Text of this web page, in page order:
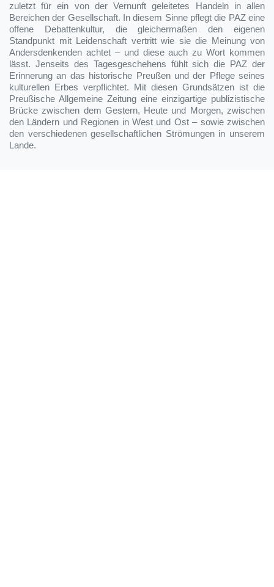
zuletzt für ein von der Vernunft geleitetes Handeln in allen
Bereichen der Gesellschaft. In diesem Sinne pflegt die PAZ eine
offene Debattenkultur, die gleichermaßen den eigenen
Standpunkt mit Leidenschaft vertritt wie sie die Meinung von
Andersdenkenden achtet – und diese auch zu Wort kommen
lässt. Jenseits des Tagesgeschehens fühlt sich die PAZ der
Erinnerung an das historische Preußen und der Pflege seines
kulturellen Erbes verpflichtet. Mit diesen Grundsätzen ist die
Preußische Allgemeine Zeitung eine einzigartige publizistische
Brücke zwischen dem Gestern, Heute und Morgen, zwischen
den Ländern und Regionen in West und Ost – sowie zwischen
den verschiedenen gesellschaftlichen Strömungen in unserem
Lande.